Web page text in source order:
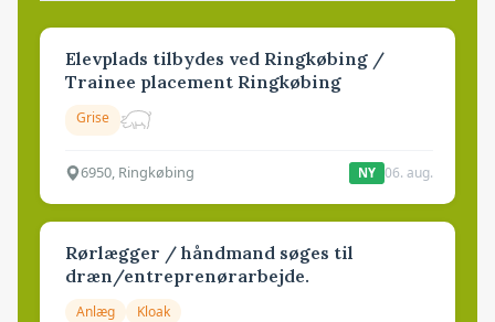
Elevplads tilbydes ved Ringkøbing /
Trainee placement Ringkøbing
Grise
6950, Ringkøbing NY 06. aug.
Rørlægger / håndmand søges til
dræn/entreprenørarbejde.
Anlæg Kloak